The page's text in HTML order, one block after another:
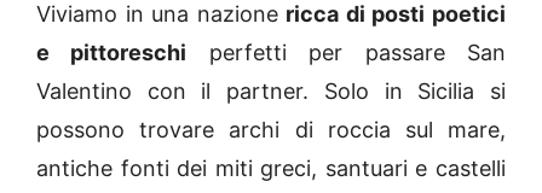
Viviamo in una nazione ricca di posti poetici
e pittoreschi perfetti per passare San
Valentino con il partner. Solo in Sicilia si
possono trovare archi di roccia sul mare,
antiche fonti dei miti greci, santuari e castelli